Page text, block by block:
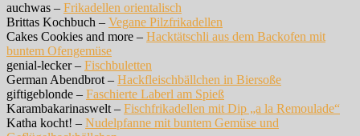
auchwas – Frikadellen orientalisch
Brittas Kochbuch – Vegane Pilzfrikadellen
Cakes Cookies and more – Hacktätschli aus dem Backofen mit
buntem Ofengemüse
genial-lecker – Fischbuletten
German Abendbrot – Hackfleischbällchen in Biersoße
giftigeblonde – Faschierte Laberl am Spieß
Karambakarinaswelt – Fischfrikadellen mit Dip „a la Remoulade“
Katha kocht! – Nudelpfanne mit buntem Gemüse und